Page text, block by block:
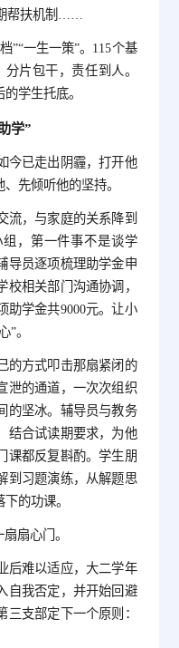
帮扶机制……
”“一生一策”。115个基
片包干，责任到人。
学生托底。
学”
今已走出阴霾，打开他
先倾听他的坚持。
流，与家庭的关系降到
，第一件事不是谈学
导员逐项梳理助学金申
相关部门沟通协调，
助学金共9000元。让小
”。
的方式叩击那扇紧闭的
泄的通道，一次次组织
的坚冰。辅导员与教务
结合试读期要求，为他
课都反复斟酌。学生朋
到习题演练，从解题思
的功课。
扇心门。
后难以适应，大二学年
自我否定，并开始回避
支部定下一个原则：